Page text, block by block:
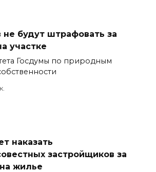
не будут штрафовать за
участке
Госдумы по природным
наказать
застройщиков за
жилье